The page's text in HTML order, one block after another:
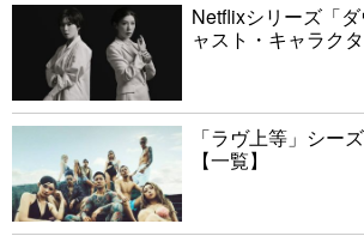
Netflixシリーズ「
ャスト・キャラク
「ラヴ上等」シー
【一覧】